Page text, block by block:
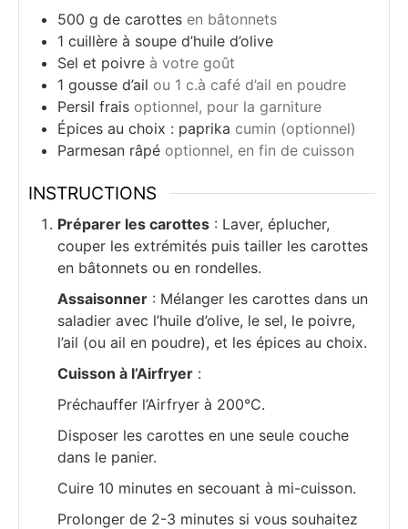
500 g de carottes en bâtonnets
1 cuillère à soupe d’huile d’olive
Sel et poivre à votre goût
1 gousse d’ail ou 1 c.à café d’ail en poudre
Persil frais optionnel, pour la garniture
Épices au choix : paprika cumin (optionnel)
Parmesan râpé optionnel, en fin de cuisson
INSTRUCTIONS
Préparer les carottes : Laver, éplucher,
couper les extrémités puis tailler les carottes
en bâtonnets ou en rondelles.
Assaisonner : Mélanger les carottes dans un
saladier avec l’huile d’olive, le sel, le poivre,
l’ail (ou ail en poudre), et les épices au choix.
Cuisson à l’Airfryer :
Préchauffer l’Airfryer à 200°C.
Disposer les carottes en une seule couche
dans le panier.
Cuire 10 minutes en secouant à mi-cuisson.
Prolonger de 2-3 minutes si vous souhaitez